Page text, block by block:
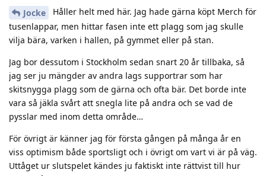
Jocke
Håller helt med här. Jag hade gärna köpt Merch för
tusenlappar, men hittar fasen inte ett plagg som jag skulle
vilja bära, varken i hallen, på gymmet eller på stan.
Jag bor dessutom i Stockholm sedan snart 20 år tillbaka, så
jag ser ju mängder av andra lags supportrar som har
skitsnygga plagg som de gärna och ofta bär. Det borde inte
vara så jäkla svårt att snegla lite på andra och se vad de
pysslar med inom detta område…
För övrigt är känner jag för första gången på många år en
viss optimism både sportsligt och i övrigt om vart vi är på väg.
Uttåget ur slutspelet kändes ju faktiskt inte rättvist till hur